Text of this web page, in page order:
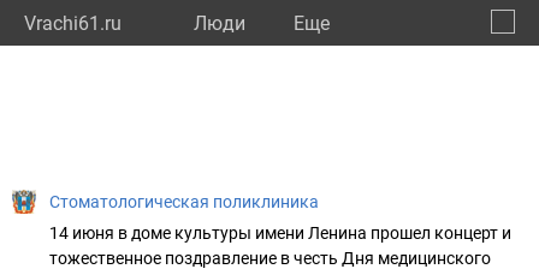
Vrachi61.ru Люди Eще
Стоматологическая поликлиника
14 июня в доме культуры имени Ленина прошел концерт и
тожественное поздравление в честь Дня медицинского